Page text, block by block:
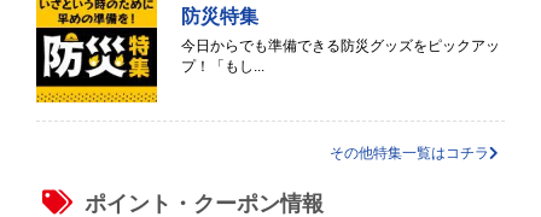
防災特集
今日からでも準備できる防災グッズをピックアッ
プ！「もし...
その他特集一覧はコチラ
ポイント・クーポン情報